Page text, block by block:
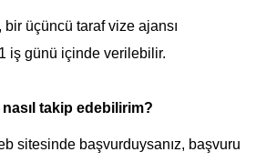
üçüncü taraf vize ajansı
iş günü içinde verilebilir.
takip edebilirim?
sitesinde başvurduysanız, başvuru